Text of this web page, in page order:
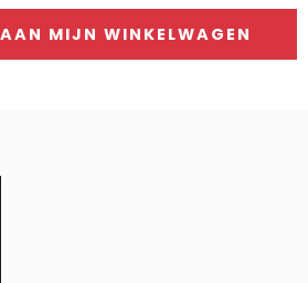
MIJN WINKELWAGEN